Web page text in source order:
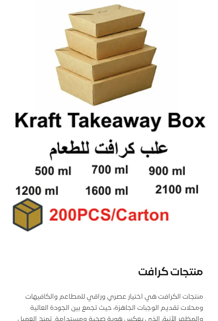
منتجات كرافت
منتجات الكرافت هي اختيار عصري وراقي للمطاعم والكافيهات
ومحلات تقديم الوجبات الجاهزة، حيث تجمع بين الجودة العالية
والمظهر الأنيق الذي يعكس هوية صحية ومستدامة. تمنح العميل